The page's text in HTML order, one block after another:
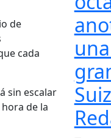
de
cada
sin escalar
de la